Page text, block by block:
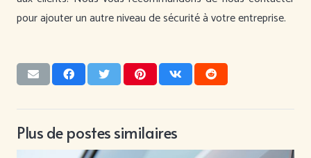
pour ajouter un autre niveau de sécurité à votre entreprise.
Plus de postes similaires